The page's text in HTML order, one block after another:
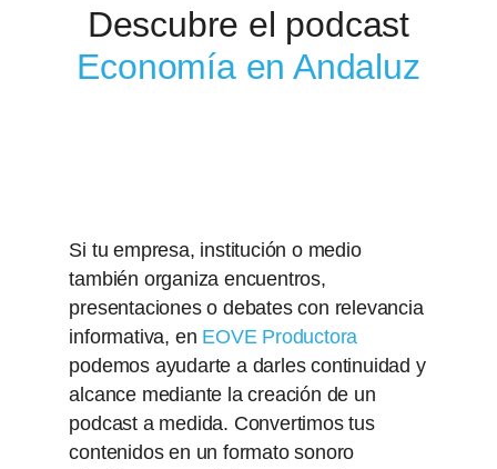
Descubre el podcast
Economía en Andaluz
Si tu empresa, institución o medio
también organiza encuentros,
presentaciones o debates con relevancia
informativa, en EOVE Productora
podemos ayudarte a darles continuidad y
alcance mediante la creación de un
podcast a medida. Convertimos tus
contenidos en un formato sonoro